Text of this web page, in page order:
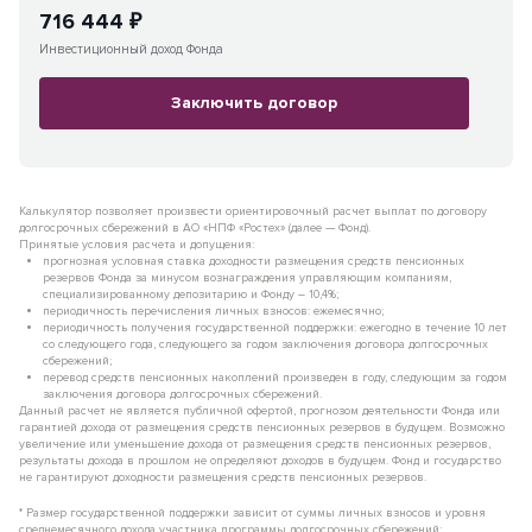
716 444 ₽
Инвестиционный доход Фонда
Заключить договор
Калькулятор позволяет произвести ориентировочный расчет выплат по договору
долгосрочных сбережений в АО «НПФ «Ростех» (далее — Фонд).
Принятые условия расчета и допущения:
прогнозная условная ставка доходности размещения средств пенсионных
резервов Фонда за минусом вознаграждения управляющим компаниям,
специализированному депозитарию и Фонду – 10,4%;
периодичность перечисления личных взносов: ежемесячно;
периодичность получения государственной поддержки: ежегодно в течение 10 лет
со следующего года, следующего за годом заключения договора долгосрочных
сбережений;
перевод средств пенсионных накоплений произведен в году, следующим за годом
заключения договора долгосрочных сбережений.
Данный расчет не является публичной офертой, прогнозом деятельности Фонда или
гарантией дохода от размещения средств пенсионных резервов в будущем. Возможно
увеличение или уменьшение дохода от размещения средств пенсионных резервов,
результаты дохода в прошлом не определяют доходов в будущем. Фонд и государство
не гарантируют доходности размещения средств пенсионных резервов.
* Размер государственной поддержки зависит от суммы личных взносов и уровня